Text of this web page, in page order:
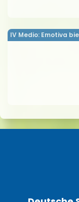
IV Medio: Emotiva